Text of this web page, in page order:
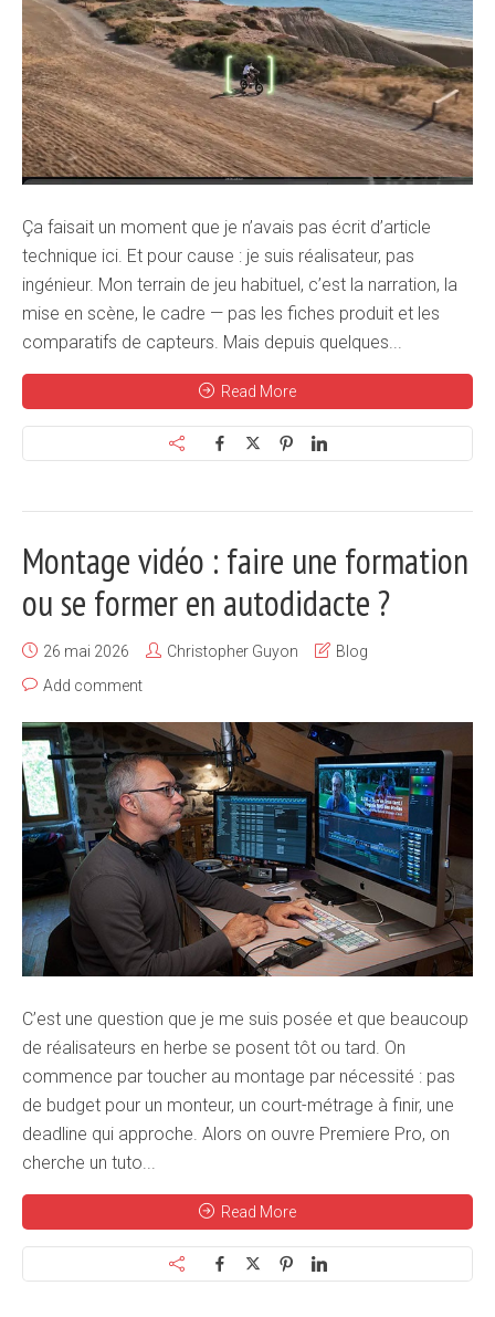
Ça faisait un moment que je n’avais pas écrit d’article
technique ici. Et pour cause : je suis réalisateur, pas
ingénieur. Mon terrain de jeu habituel, c’est la narration, la
mise en scène, le cadre — pas les fiches produit et les
comparatifs de capteurs. Mais depuis quelques...
Read More
Montage vidéo : faire une formation
ou se former en autodidacte ?
26 mai 2026 Christopher Guyon
Blog
Add comment
C’est une question que je me suis posée et que beaucoup
de réalisateurs en herbe se posent tôt ou tard. On
commence par toucher au montage par nécessité : pas
de budget pour un monteur, un court-métrage à finir, une
deadline qui approche. Alors on ouvre Premiere Pro, on
cherche un tuto...
Read More